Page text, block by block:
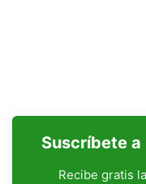
Suscríbete
Recibe gratis